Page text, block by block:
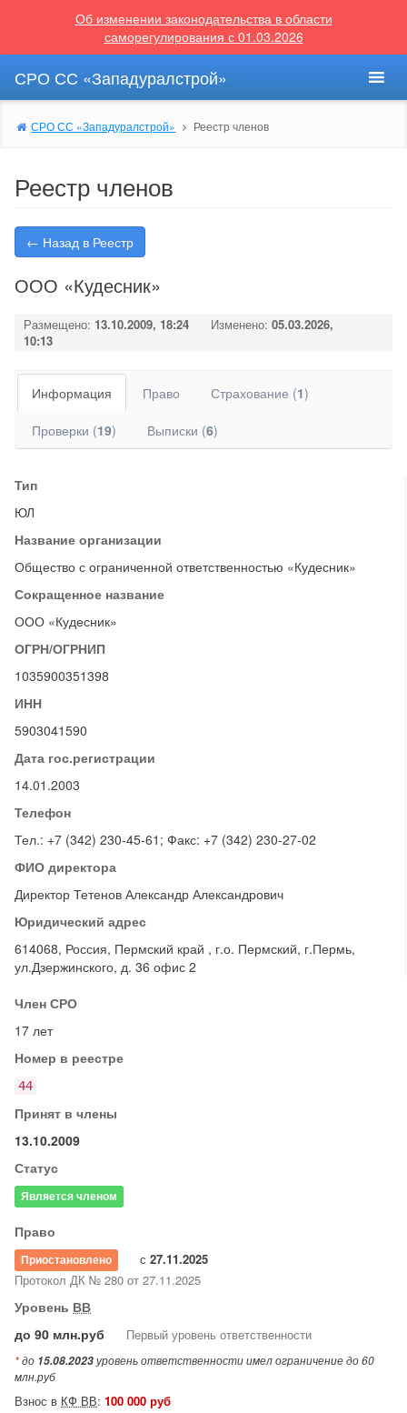
Об изменении законодательства в области
саморегулирования с 01.03.2026
СРО СС «Западуралстрой»
СРО СС «Западуралстрой» Реестр членов
Реестр членов
← Назад в Реестр
ООО «Кудесник»
Размещено: 13.10.2009, 18:24 Изменено: 05.03.2026,
10:13
Информация Право Страхование (1)
Проверки (19) Выписки (6)
Тип
ЮЛ
Название организации
Общество с ограниченной ответственностью «Кудесник»
Сокращенное название
ООО «Кудесник»
ОГРН/ОГРНИП
1035900351398
ИНН
5903041590
Дата гос.регистрации
14.01.2003
Телефон
Тел.: +7 (342) 230-45-61; Факс: +7 (342) 230-27-02
ФИО директора
Директор Тетенов Александр Александрович
Юридический адрес
614068, Россия, Пермский край , г.о. Пермский, г.Пермь,
ул.Дзержинского, д. 36 офис 2
Член СРО
17 лет
Номер в реестре
44
Принят в члены
13.10.2009
Статус
Является членом
Право
Приостановлено с27.11.2025
Протокол ДК № 280 от 27.11.2025
Уровень ВВ
до 90 млн.руб
Первый уровень ответственности
*до 15.08.2023уровень ответственности имел ограничение до 60
млн.руб
Взнос в КФ ВВ: 100 000 руб